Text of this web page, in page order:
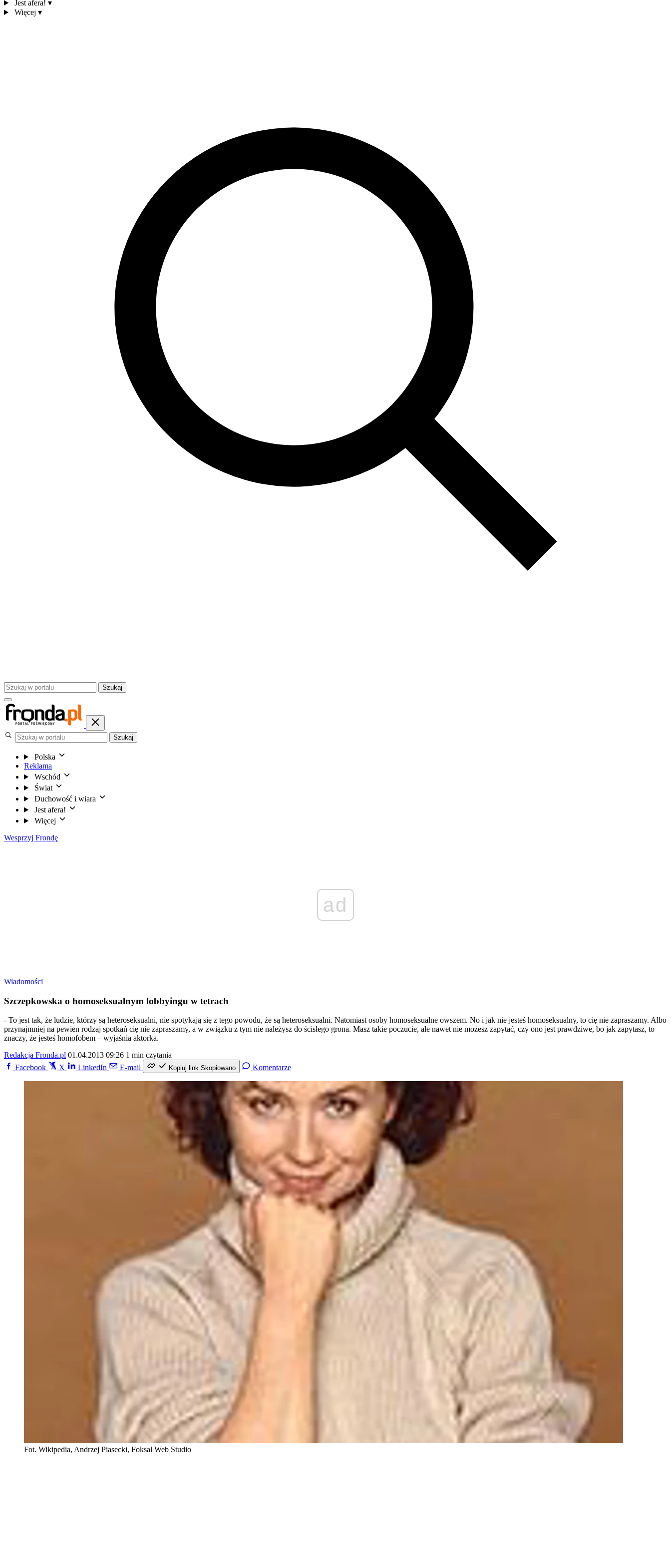
Jest afera! ▾
Więcej ▾
Szukaj
Szukaj
Polska
Reklama
Wschód
Świat
Duchowość i wiara
Jest afera!
Więcej
Wesprzyj Frondę
ad
Wiadomości
Szczepkowska o homoseksualnym lobbyingu w tetrach
- To jest tak, że ludzie, którzy są heteroseksualni, nie spotykają się z tego powodu, że są heteroseksualni. Natomiast osoby homoseksualne owszem. No i jak nie jesteś homoseksualny, to cię nie zapraszamy. Albo
przynajmniej na pewien rodzaj spotkań cię nie zapraszamy, a w związku z tym nie należysz do ścisłego grona. Masz takie poczucie, ale nawet nie możesz zapytać, czy ono jest prawdziwe, bo jak zapytasz, to
znaczy, że jesteś homofobem – wyjaśnia aktorka.
Redakcja Fronda.pl 01.04.2013 09:26 1 min czytania
Facebook
X LinkedIn E-mail Kopiuj link Skopiowano Komentarze
Fot. Wikipedia, Andrzej Piasecki, Foksal Web Studio